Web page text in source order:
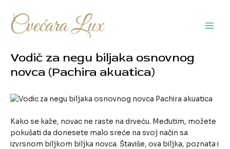
sadržaj
Vodič za negu biljaka osnovnog
novca (Pachira akuatica)
Kako se kaže, novac ne raste na drveću. Međutim, možete
pokušati da donesete malo sreće na svoj način sa
izvrsnom biljkom biljka novca. Štaviše, ova biljka, poznata i